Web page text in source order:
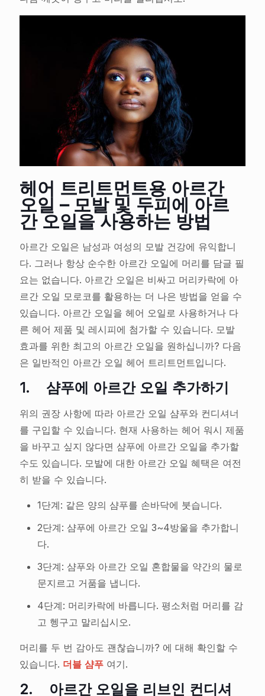
헤어 트리트먼트용 아르간
오일 – 모발 및 두피에 아르
간 오일을 사용하는 방법
아르간 오일은 남성과 여성의 모발 건강에 유익합니
다. 그러나 항상 순수한 아르간 오일에 머리를 담글 필
요는 없습니다. 아르간 오일은 비싸고 머리카락에 아
르간 오일 모로코를 활용하는 더 나은 방법을 얻을 수
있습니다. 아르간 오일을 헤어 오일로 사용하거나 다
른 헤어 제품 및 레시피에 첨가할 수 있습니다. 모발
효과를 위한 최고의 아르간 오일을 원하십니까? 다음
은 일반적인 아르간 오일 헤어 트리트먼트입니다.
1. 샴푸에 아르간 오일 추가하기
위의 권장 사항에 따라 아르간 오일 샴푸와 컨디셔너
를 구입할 수 있습니다. 현재 사용하는 헤어 워시 제품
을 바꾸고 싶지 않다면 샴푸에 아르간 오일을 추가할
수도 있습니다. 모발에 대한 아르간 오일 혜택은 여전
히 받을 수 있습니다.
1단계: 같은 양의 샴푸를 손바닥에 붓습니다.
2단계: 샴푸에 아르간 오일 3~4방울을 추가합니
다.
3단계: 샴푸와 아르간 오일 혼합물을 약간의 물로
문지르고 거품을 냅니다.
4단계: 머리카락에 바릅니다. 평소처럼 머리를 감
고 헹구고 말리십시오.
머리를 두 번 감아도 괜찮습니까? 에 대해 확인할 수
있습니다. 더블 샴푸 여기.
2. 아르간 오일을 리브인 컨디셔